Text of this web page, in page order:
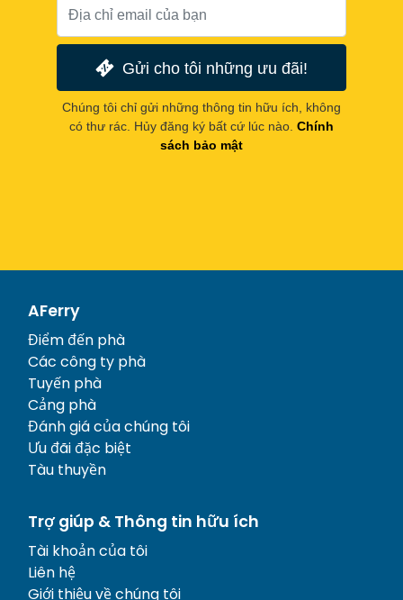
Gửi cho tôi những ưu đãi!
Chúng tôi chỉ gửi những thông tin hữu ích, không
có thư rác. Hủy đăng ký bất cứ lúc nào. Chính
sách bảo mật
AFerry
Điểm đến phà
Các công ty phà
Tuyến phà
Cảng phà
Đánh giá của chúng tôi
Ưu đãi đặc biệt
Tàu thuyền
Trợ giúp & Thông tin hữu ích
Tài khoản của tôi
Liên hệ
Giới thiệu về chúng tôi